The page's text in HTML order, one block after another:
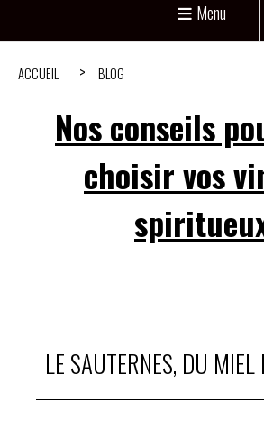
Menu
ACCUEIL BLOG
Nos conseils
choisir vos
LE SAUTERNES, DU